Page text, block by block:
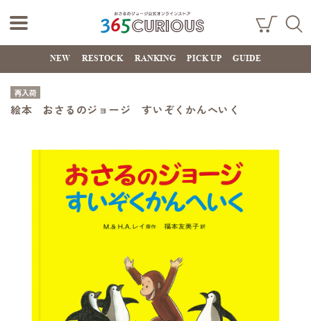
おさるのジョー
ジ公式オンライ
365CURIOUS
ング
カー
NEW RESTOCK RANKING PICK UP GUIDE
再入荷
絵本 おさるのジョージ すいぞくかんへいく